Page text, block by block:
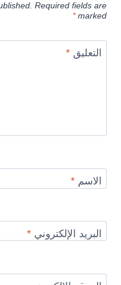
Required fields are
marked
*
التعليق*
الاسم*
البريد الإلكتروني*